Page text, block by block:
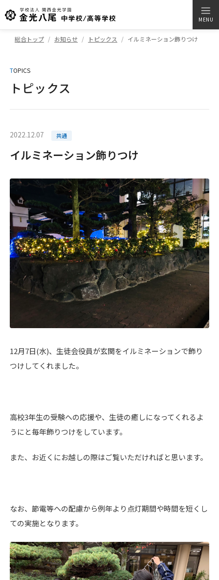
MENU
総合トップ お知らせ トピックス イルミネーション飾りつけ
TOPICS
トピックス
2022.12.07 共通
イルミネーション飾りつけ
12月7日(水)、生徒会役員が玄関をイルミネーションで飾り
つけしてくれました。
高校3年生の受験への応援や、生徒の癒しになってくれるよ
うにと毎年飾りつけをしています。
また、お近くにお越しの際はご覧いただければと思います。
なお、節電等への配慮から例年より点灯期間や時間を短くし
ての実施となります。